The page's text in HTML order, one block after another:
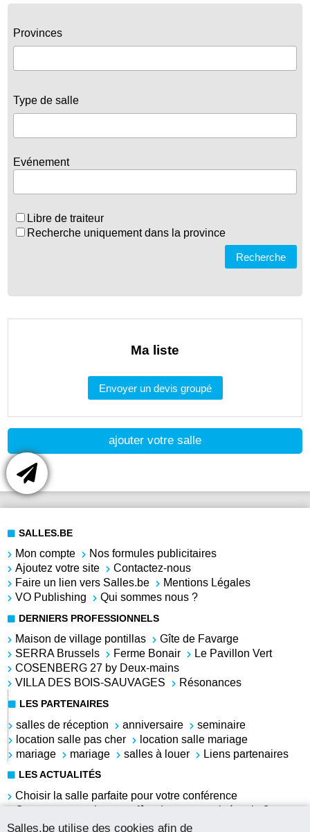
ajouter votre salle
Provinces
Type de salle
Evénement
Libre de traiteur
Recherche uniquement dans la province
Recherche
Ma liste
Envoyer un devis groupé
Salles.be utilise des cookies afin de
SALLES.BE
Mon compte
Nos formules publicitaires
Ajoutez votre site
Contactez-nous
Faire un lien vers Salles.be
Mentions Légales
VO Publishing
Qui sommes nous ?
DERNIERS PROFESSIONNELS
Maison de village pontillas
Gîte de Favarge
SERRA Brussels
Ferme Bonair
Le Pavillon Vert
COSENBERG 27 by Deux-mains
VILLA DES BOIS-SAUVAGES
Résonances
LES PARTENAIRES
salles de réception anniversaire
seminaire
location salle pas cher
location salle mariage
mariage
mariage salles à louer Liens partenaires
LES ACTUALITÉS
Choisir la salle parfaite pour votre conférence
Comment organiser une fête du personnel réussie ?
Louer une salle pour l'anniversaire de sa grand-mère